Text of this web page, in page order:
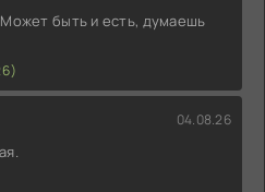
быть и есть, думаешь
04.08.26